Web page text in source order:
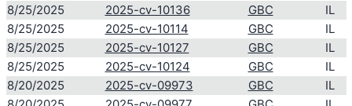
8/25/2025
2025-cv-10136 GBC
IL
8/25/2025
2025-cv-10114 GBC
IL
8/25/2025
2025-cv-10127 GBC
IL
8/25/2025
2025-cv-10124 GBC
IL
8/20/2025
2025-cv-09973 GBC
IL